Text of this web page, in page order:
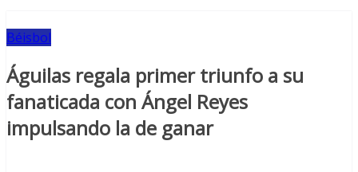
Béisbol
Águilas regala primer triunfo a su
fanaticada con Ángel Reyes
impulsando la de ganar